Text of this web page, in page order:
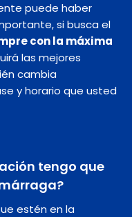
puede haber
si busca el
con la máxima
las mejores
cambia
y horario que usted
tengo que
estén en la